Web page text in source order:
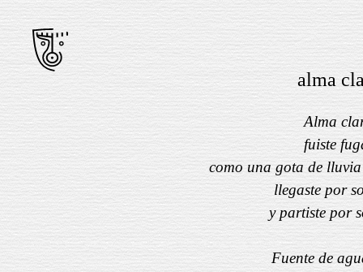
alma
Alma
fuiste
como una gota de
llegaste por
y partiste por
Fuente de